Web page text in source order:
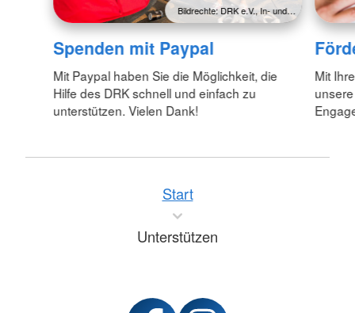
Bildrechte: DRK e.V., In- und…
Spenden mit Paypal
Mit Paypal haben Sie die Möglichkeit, die
Hilfe des DRK schnell und einfach zu
unterstützen. Vielen Dank!
Mit
Start
Unterstützen